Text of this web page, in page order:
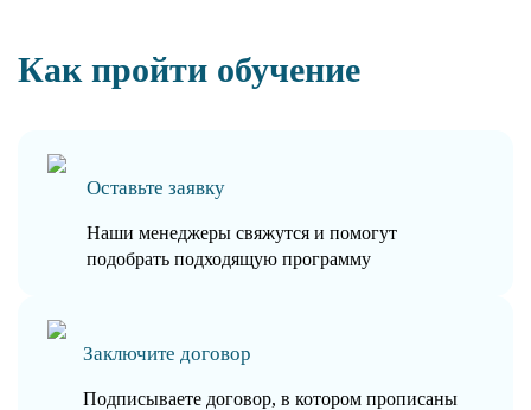
Как пройти обучение
Оставьте заявку
Наши менеджеры свяжутся и помогут
подобрать подходящую программу
Заключите договор
Подписываете договор, в котором прописаны